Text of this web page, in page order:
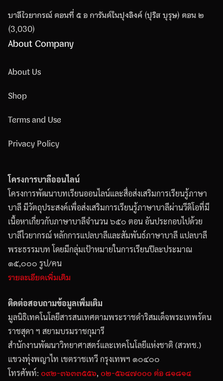
บาลีไวยากรณ์ ตอนที่ ๕ อ การันต์ในปุงลิงค์ (ปุริส บุรุษ) ตอน ๒
(3,030)
About Company
About Us
Shop
Terms and Use
Privacy Policy
โครงการบาลีออนไลน์
โครงการพัฒนาบทเรียนออนไลน์และสื่อส่งเสริมการเรียนรู้ภาษา
บาลี มีวัตถุประสงค์เพื่อส่งเสริมการเรียนรู้ภาษาบาลีผ่านวีดิโอที่มี
เนื้อหาเกี่ยวกับภาษาบาลีจำนวน ๖๕๐ ตอน อันประกอบไปด้วย
บาลีไวยากรณ์ หลักการแปลบาลีและสัมพันธ์ภาษาบาลี แปลบาลี
พระธรรมบท โดยมีกลุ่มเป้าหมายในการเรียนปีละประมาณ
๑๕,๐๐๐ รูป/คน
รายละเอียดเพิ่มเติม
ติดต่อสอบถามข้อมูลเพิ่มเติม
มูลนิธิเทคโนโลยีสารสนเทศตามพระราชดำริสมเด็จพระเทพรัตน
ราชสุดา ฯ สยามบรมราชกุมารี
สำนักงานพัฒนาวิทยาศาสตร์และเทคโนโลยีแห่งชาติ (สวทช.)
แขวงทุ่งพญาไท เขตราชเทวี กรุงเทพฯ ๑๐๔๐๐
โทรศัพท์: ๐๙๒-๓๖๓๓๕๕๖, ๐๒-๕๖๔๗๐๐๐ ต่อ ๘๑๘๑๔